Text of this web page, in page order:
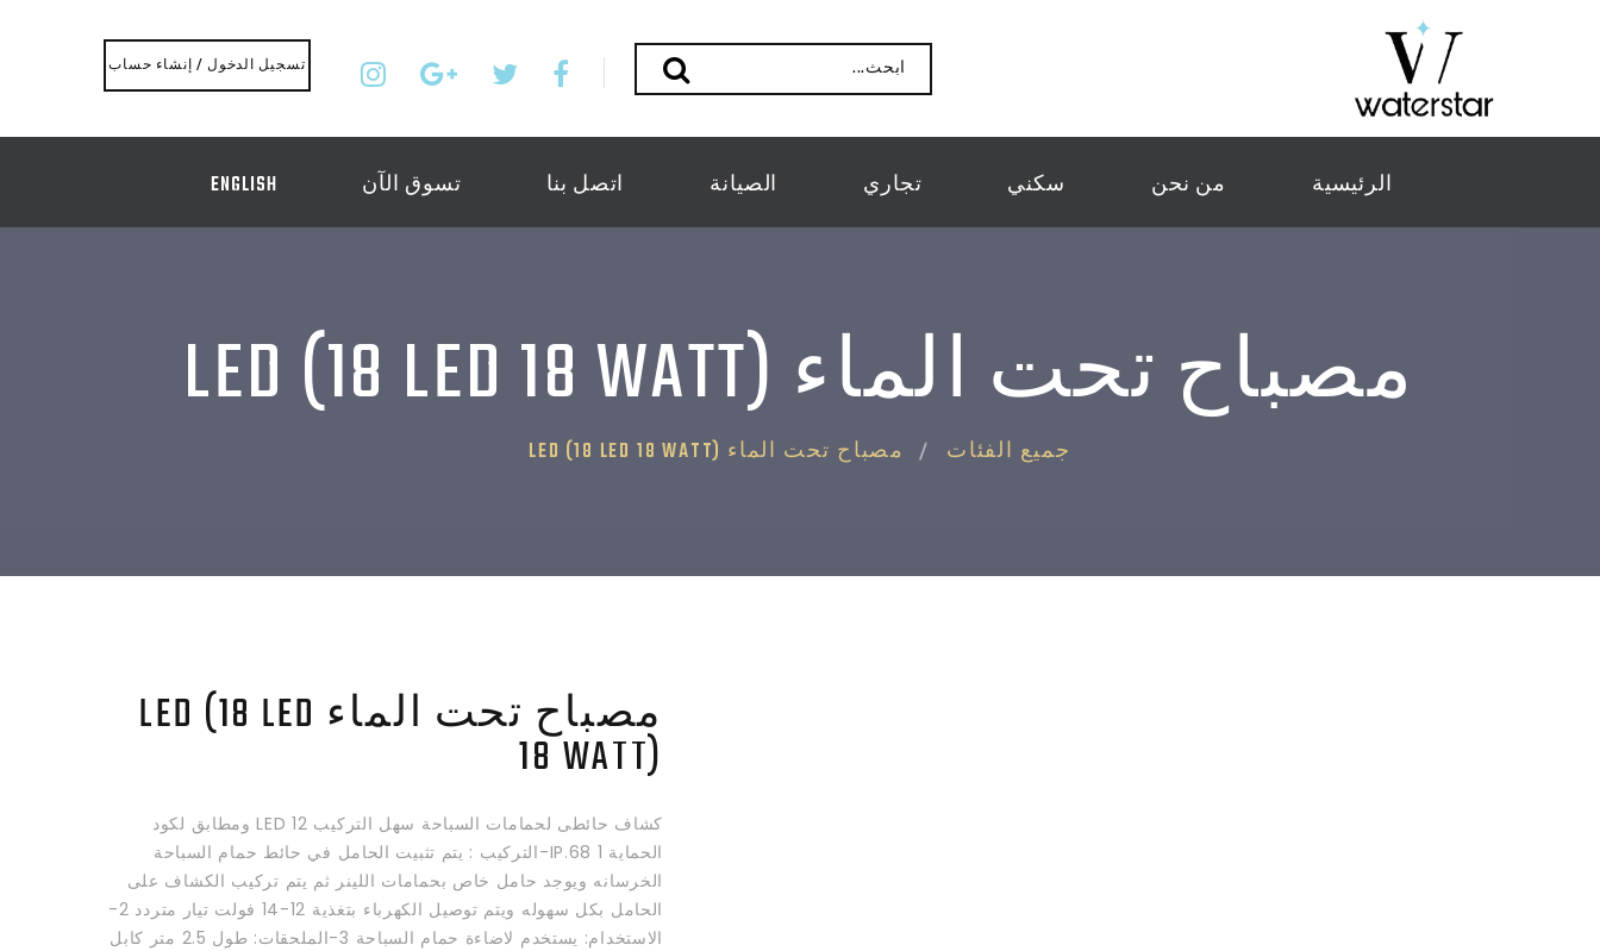
ابحث... تسجيل الدخول / إنشاء حساب
الرئيسية من نحن سكني تجاري الصيانة اتصل بنا تسوق الآن ENGLISH
مصباح تحت الماء LED (18 LED 18 WATT)
جميع الفئات مصباح تحت الماء LED (18 LED 18 WATT)
مصباح تحت الماء LED (18 LED
18 WATT)
كشاف حائطى لحمامات السباحة سهل التركيب 12 LED ومطابق لكود
الحماية IP.68 1-التركيب : يتم تثبيت الحامل في حائط حمام السباحة
الخرسانه ويوجد حامل خاص بحمامات اللينر ثم يتم تركيب الكشاف على
الحامل بكل سهوله ويتم توصيل الكهرباء بتغذية 12-14 فولت تيار متردد 2-
الاستخدام: يستخدم لاضاءة حمام السباحة 3-الملحقات: طول 2.5 متر كابل